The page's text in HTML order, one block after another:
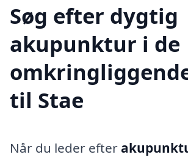
Søg efter dygtig
akupunktur i de
til Stae
Når du leder efter